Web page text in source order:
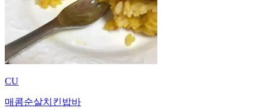
CU
매콤순살치킨밥바